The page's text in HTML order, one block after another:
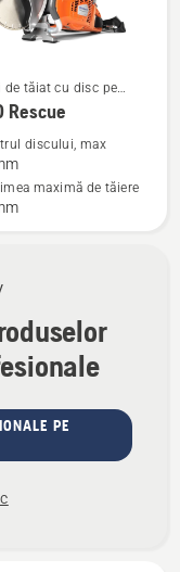
PE
de tăiat cu disc pe
Rescue
discului, max
maximă de tăiere